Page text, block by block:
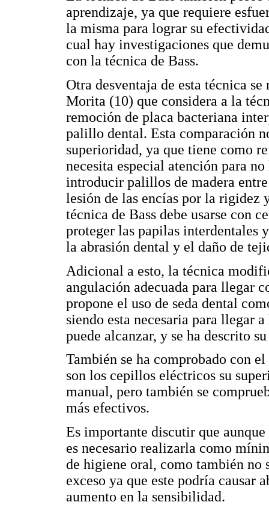
aprendizaje, ya que requiere
la misma para lograr su
cual hay investigaciones que
con la técnica de Bass.
Otra desventaja de esta técnica
Morita (10) que considera a la
remoción de placa bacteriana
palillo dental. Esta comparación
superioridad, ya que tiene como
necesita especial atención para
introducir palillos de madera
lesión de las encías por la rigidez
técnica de Bass debe usarse con
proteger las papilas interdentales
la abrasión dental y el daño de
Adicional a esto, la técnica
angulación adecuada para llegar
propone el uso de seda dental
siendo esta necesaria para llegar
puede alcanzar, y se ha descrito
También se ha comprobado con
son los cepillos eléctricos su
manual, pero también se
más efectivos.
Es importante discutir que
es necesario realizarla como
de higiene oral, como también no
exceso ya que este podría causar
aumento en la sensibilidad.